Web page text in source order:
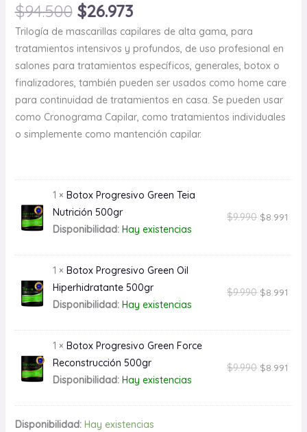
$94.500 $26.973
Trilogía de mascarillas capilares de alta gama, para
tratamientos intensivos y profundos, de uso profesional en
salones para tratamientos específicos, generales, botox o
finalizadores, también pueden ser usados como home care
para continuidad de tratamientos en casa. Se pueden usar
como Cronograma Capilar, como tratamientos individuales
o simplemente como mantención capilar.
1 × Botox Progresivo Green Teia
Nutrición 500gr
Disponibilidad: Hay existencias
$9.990 $8.991
1 × Botox Progresivo Green Oil
Hiperhidratante 500gr
Disponibilidad: Hay existencias
$9.990 $8.991
1 × Botox Progresivo Green Force
Reconstrucción 500gr
Disponibilidad: Hay existencias
$9.990 $8.991
Disponibilidad: Hay existencias